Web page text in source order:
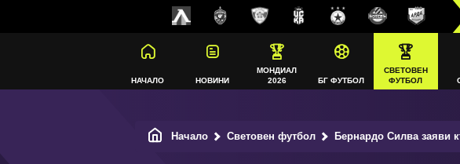
НАЧАЛО НОВИНИ
МОНДИАЛ
2026
БГ ФУТБОЛ
СВЕТОВЕН
ФУТБОЛ
Начало Световен футбол Бернардо Силва заяви